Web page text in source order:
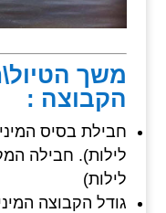
משך
הקבוצה :
לילות)